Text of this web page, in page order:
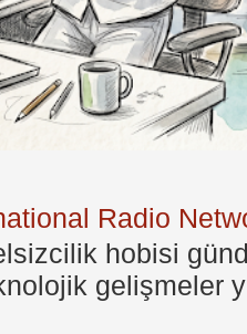
Radio
hobisi
gelişmeler